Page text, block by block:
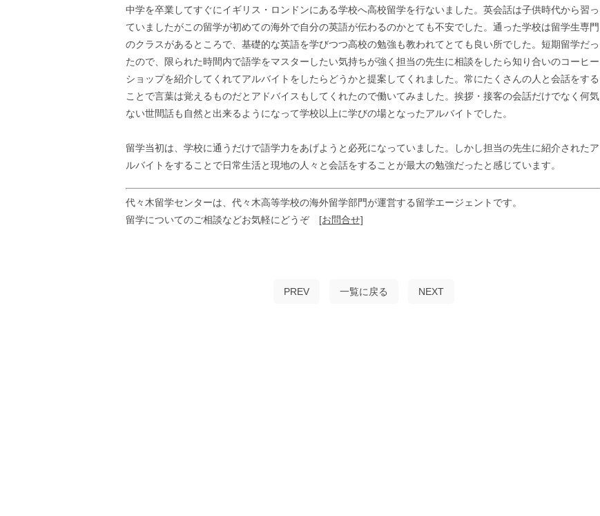
中学を卒業してすぐにイギリス・ロンドンにある学校へ高校留学を行ないました。英会話は子供時代から習っ
ていましたがこの留学が初めての海外で自分の英語が伝わるのかとても不安でした。通った学校は留学生専門
のクラスがあるところで、基礎的な英語を学びつつ高校の勉強も教われてとても良い所でした。短期留学だっ
たので、限られた時間内で語学をマスターしたい気持ちが強く担当の先生に相談をしたら知り合いのコーヒー
ショップを紹介してくれてアルバイトをしたらどうかと提案してくれました。常にたくさんの人と会話をする
ことで言葉は覚えるものだとアドバイスもしてくれたので働いてみました。挨拶・接客の会話だけでなく何気
ない世間話も自然と出来るようになって学校以上に学びの場となったアルバイトでした。
留学当初は、学校に通うだけで語学力をあげようと必死になっていました。しかし担当の先生に紹介されたア
ルバイトをすることで日常生活と現地の人々と会話をすることが最大の勉強だったと感じています。
代々木留学センターは、代々木高等学校の海外留学部門が運営する留学エージェントです。
留学についてのご相談などお気軽にどうぞ [お問合せ]
PREV 一覧に戻る NEXT